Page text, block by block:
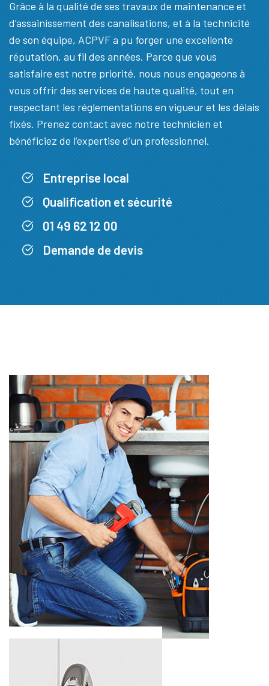
Grâce à la qualité de ses travaux de maintenance et
d’assainissement des canalisations, et à la technicité
de son équipe, ACPVF a pu forger une excellente
réputation, au fil des années. Parce que vous
satisfaire est notre priorité, nous nous engageons à
vous offrir des services de haute qualité, tout en
respectant les réglementations en vigueur et les délais
fixés. Prenez contact avec notre technicien et
bénéficiez de l’expertise d’un professionnel.
Entreprise local
Qualification et sécurité
01 49 62 12 00
Demande de devis